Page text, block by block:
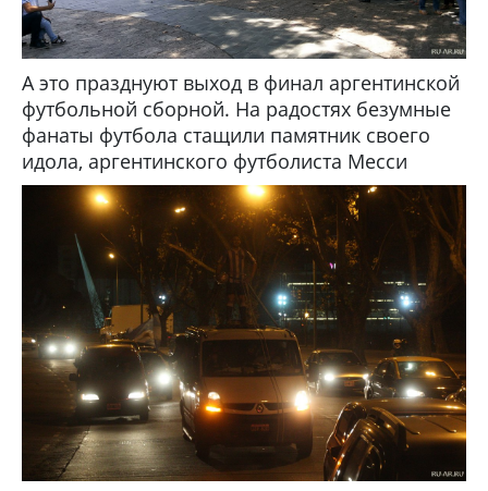
А это празднуют выход в финал аргентинской
футбольной сборной. На радостях безумные
фанаты футбола стащили памятник своего
идола, аргентинского футболиста Месси